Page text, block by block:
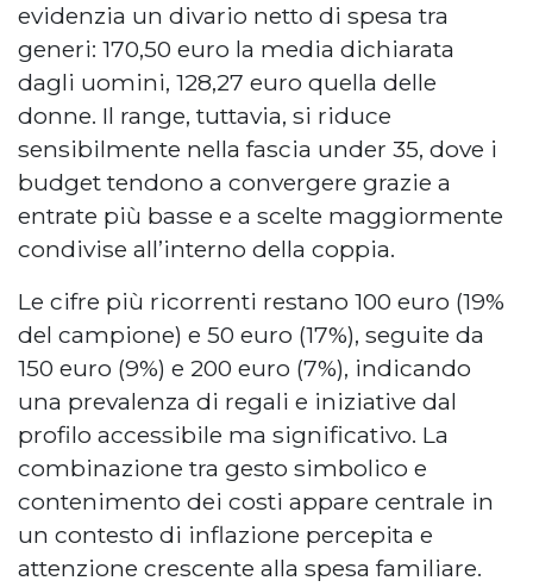
evidenzia un divario netto di spesa tra
generi: 170,50 euro la media dichiarata
dagli uomini, 128,27 euro quella delle
donne. Il range, tuttavia, si riduce
sensibilmente nella fascia under 35, dove i
budget tendono a convergere grazie a
entrate più basse e a scelte maggiormente
condivise all’interno della coppia.
Le cifre più ricorrenti restano 100 euro (19%
del campione) e 50 euro (17%), seguite da
150 euro (9%) e 200 euro (7%), indicando
una prevalenza di regali e iniziative dal
profilo accessibile ma significativo. La
combinazione tra gesto simbolico e
contenimento dei costi appare centrale in
un contesto di inflazione percepita e
attenzione crescente alla spesa familiare.